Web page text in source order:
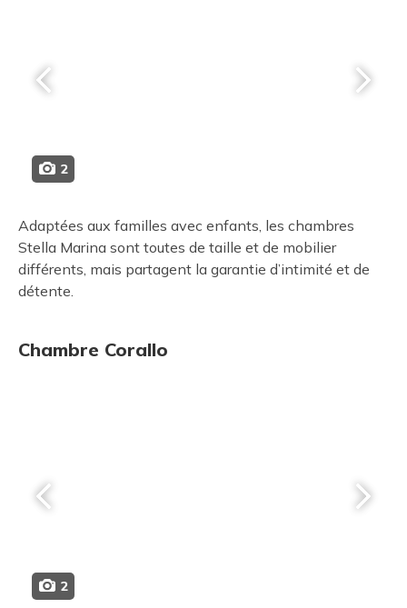
2
Adaptées aux familles avec enfants, les chambres
Stella Marina sont toutes de taille et de mobilier
différents, mais partagent la garantie d’intimité et de
détente.
Chambre Corallo
2